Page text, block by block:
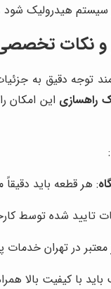
هیدرولیک
و نکات
توجه دقیق به
راهسازی این امکان
: هر قطعه باید
تایید شده توسط
معتبر در تهران
با کیفیت بالا